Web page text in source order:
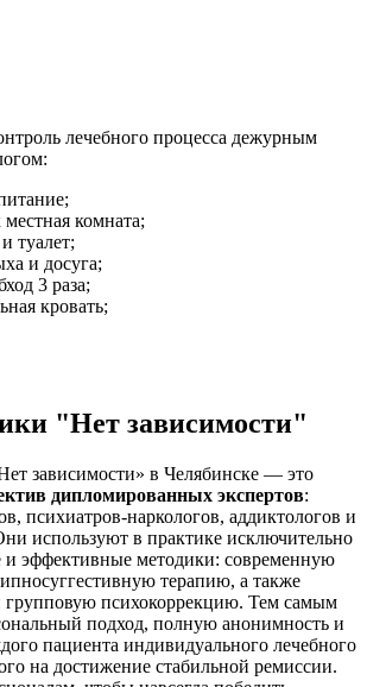
лечебного процесса дежурным
комната;
туалет;
и досуга;
3 раза;
кровать;
"Нет зависимости"
зависимости» в Челябинске — это
дипломированных экспертов:
психиатров-наркологов, аддиктологов и
используют в практике исключительно
и эффективные методики: современную
терапию, а также
психокоррекцию. Тем самым
подход, полную анонимность и
пациента индивидуального лечебного
на достижение стабильной ремиссии.